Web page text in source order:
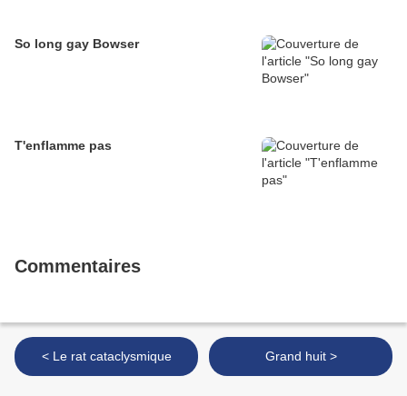
So long gay Bowser
T'enflamme pas
Commentaires
< Le rat cataclysmique Grand huit >